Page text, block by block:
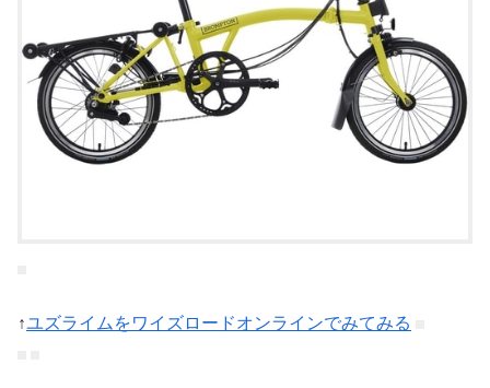
↑ユズライムをワイズロードオンラインでみてみる